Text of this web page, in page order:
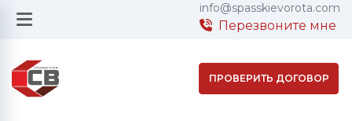
info@spasskievorota.com
Перезвоните мне
ПРОВЕРИТЬ ДОГОВОР